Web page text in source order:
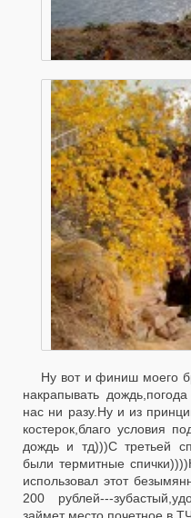
Ну вот и финиш моего
накрапывать
нас ни разу.Ну и из
костерок,благо условия
дождь и тд)))С третьей
были термитные
использовал этот
200 рублей---